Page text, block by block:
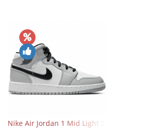
Nike Air Jordan 1 Mid Light Smoke Grey